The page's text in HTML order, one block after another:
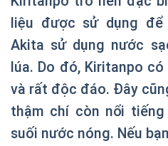
liệu được sử dụng
Akita sử dụng nước
lúa. Do đó, Kiritanpo
và rất độc đáo. Đây
thậm chí còn nổi
suối nước nóng. Nếu